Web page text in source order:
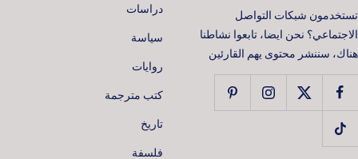
📚 افتح عالمًا من القصص 📖
تستخدمون شبكات التواصل
الاجتماعي؟ نحن ايضا، تابعوا نشاطنا
هناك، سننشر محتوى يهم القارئين
دراسات
سياسة
روايات
كتب مترجمة
تاريخ
فلسفة